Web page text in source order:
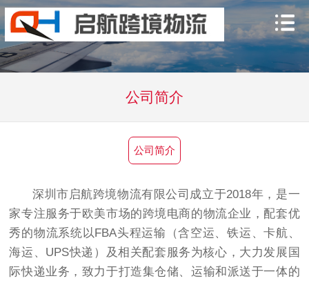
公司简介
公司简介
深圳市启航跨境物流有限公司成立于2018年，是一
家专注服务于欧美市场的跨境电商的物流企业，配套优
秀的物流系统以FBA头程运输（含空运、铁运、卡航、
海运、UPS快递）及相关配套服务为核心，大力发展国
际快递业务，致力于打造集仓储、运输和派送于一体的